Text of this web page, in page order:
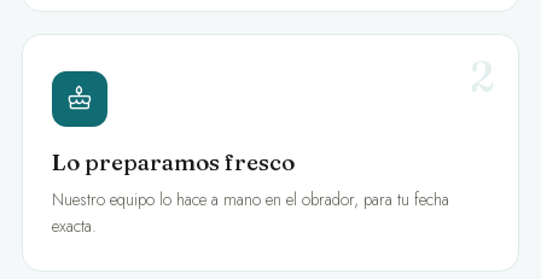
2
Lo preparamos fresco
Nuestro equipo lo hace a mano en el obrador, para tu fecha
exacta.